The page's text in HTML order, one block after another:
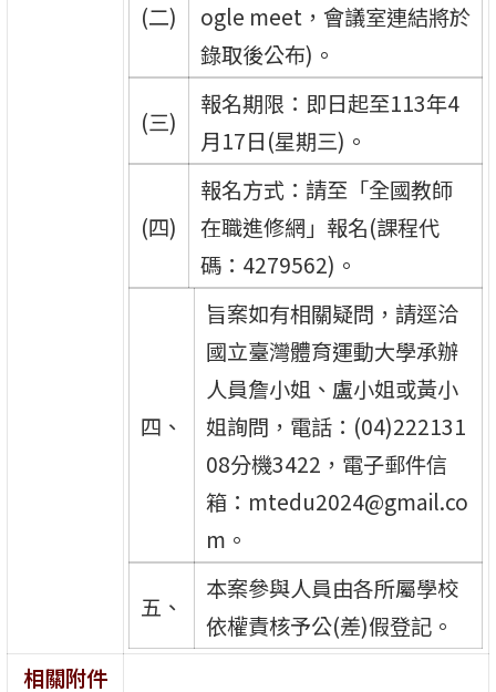
(二)
ogle meet，會議室連結將於
錄取後公布)。
(三)
報名期限：即日起至113年4
月17日(星期三)。
(四)
報名方式：請至「全國教師
在職進修網」報名(課程代
碼：4279562)。
四、
旨案如有相關疑問，請逕洽
國立臺灣體育運動大學承辦
人員詹小姐、盧小姐或黃小
姐詢問，電話：(04)222131
08分機3422，電子郵件信
箱：mtedu2024@gmail.co
m。
五、
本案參與人員由各所屬學校
依權責核予公(差)假登記。
相關附件